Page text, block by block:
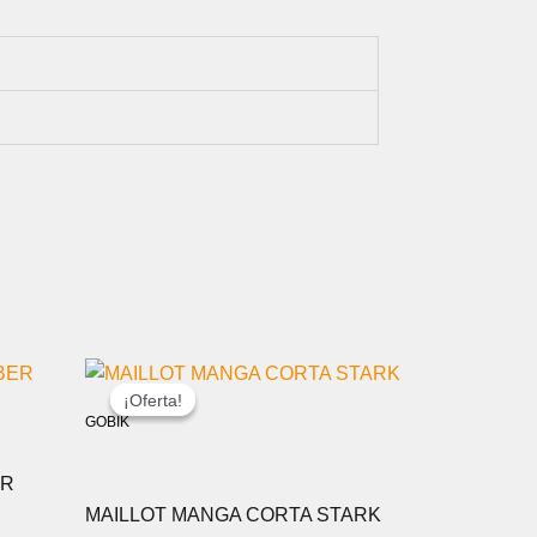
¡Oferta!
GOBIK
¡Oferta!
MAILLOT MANGA CORTA STARK
EL
PRECIO
ORIGINAL
EL